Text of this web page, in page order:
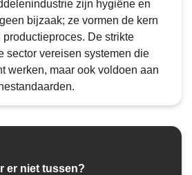
zijn hygiëne en
bijzaak; ze vormen de kern
De strikte
sector vereisen systemen die
werken, maar ook voldoen aan
er niet tussen?